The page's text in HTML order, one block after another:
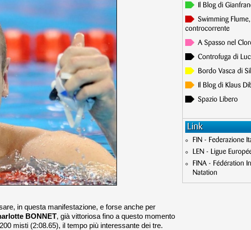
in questa manifestazione, e forse anche per
BONNET, già vittoriosa fino a questo momento
misti (2:08.65), il tempo più interessante dei tre.
Il Blog di
Swimming
controcorrente
A Spasso nel
Controfuga di
Bordo Vasca di
Il Blog di Klaus
Spazio Libero
Link
FIN - Federazione
LEN - Ligue
FINA - Fédération
Natation